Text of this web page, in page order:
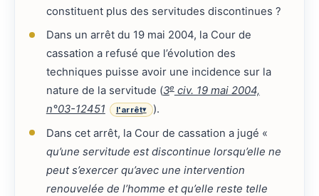
constituent plus des servitudes discontinues ?
Dans un arrêt du 19 mai 2004, la Cour de
cassation a refusé que l’évolution des
techniques puisse avoir une incidence sur la
nature de la servitude (3eciv. 19 mai 2004,
n°03-12451
l'arrêt▾
).
Dans cet arrêt, la Cour de cassation a jugé «
qu’une servitude est discontinue lorsqu’elle ne
peut s’exercer qu’avec une intervention
renouvelée de l’homme et qu’elle reste telle